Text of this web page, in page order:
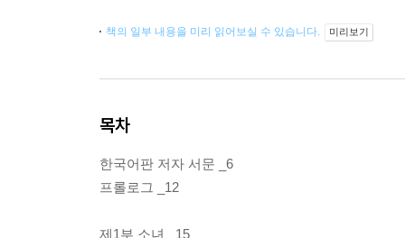
책의 일부 내용을 미리 읽어보실 수 있습니다. 미리보기
목차
한국어판 저자 서문 _6
프롤로그 _12
제1부 소녀 _15